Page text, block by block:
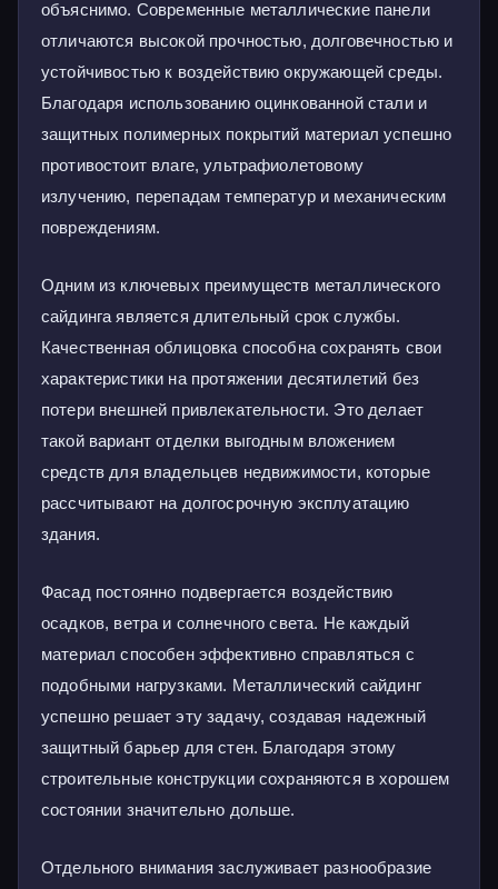
объяснимо. Современные металлические панели
отличаются высокой прочностью, долговечностью и
устойчивостью к воздействию окружающей среды.
Благодаря использованию оцинкованной стали и
защитных полимерных покрытий материал успешно
противостоит влаге, ультрафиолетовому
излучению, перепадам температур и механическим
повреждениям.
Одним из ключевых преимуществ металлического
сайдинга является длительный срок службы.
Качественная облицовка способна сохранять свои
характеристики на протяжении десятилетий без
потери внешней привлекательности. Это делает
такой вариант отделки выгодным вложением
средств для владельцев недвижимости, которые
рассчитывают на долгосрочную эксплуатацию
здания.
Фасад постоянно подвергается воздействию
осадков, ветра и солнечного света. Не каждый
материал способен эффективно справляться с
подобными нагрузками. Металлический сайдинг
успешно решает эту задачу, создавая надежный
защитный барьер для стен. Благодаря этому
строительные конструкции сохраняются в хорошем
состоянии значительно дольше.
Отдельного внимания заслуживает разнообразие